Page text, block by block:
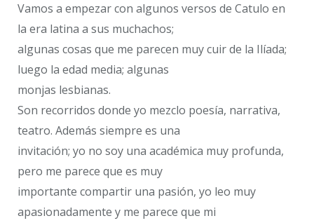
Vamos a empezar con algunos versos de Catulo en
la era latina a sus muchachos;
algunas cosas que me parecen muy cuir de la Ilíada;
luego la edad media; algunas
monjas lesbianas.
Son recorridos donde yo mezclo poesía, narrativa,
teatro. Además siempre es una
invitación; yo no soy una académica muy profunda,
pero me parece que es muy
importante compartir una pasión, yo leo muy
apasionadamente y me parece que mi